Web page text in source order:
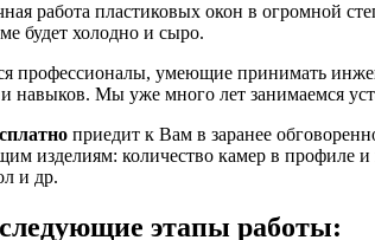
работа пластиковых окон в огромной
будет холодно и сыро.
профессионалы, умеющие принимать
Мы уже много лет занимаемся
приедит к Вам в заранее
изделиям: количество камер в профиле
и др.
этапы работы: